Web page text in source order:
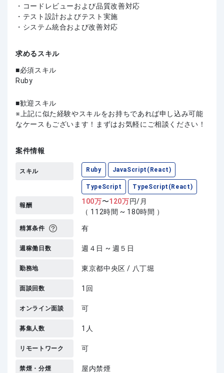
・コードレビューおよび品質改善対応
・テスト設計およびテスト実施
・システム統合および改善対応
求めるスキル
必須スキル
Ruby
歓迎スキル
上記に似た経験やスキルをお持ちであれば申し込み可能
なケースもございます！まずはお気軽にご相談ください！
案件情報
スキル Ruby JavaScript(React)
TypeScript TypeScript(React)
報酬 100万〜120万円/月
（ 112時間 ~ 180時間 ）
精算条件 有
週稼働日数 週４日 ~ 週５日
勤務地 東京都中央区 / 八丁堀
面談回数 1回
オンライン面談 可
募集人数 1人
リモートワーク 可
禁煙・分煙 屋内禁煙